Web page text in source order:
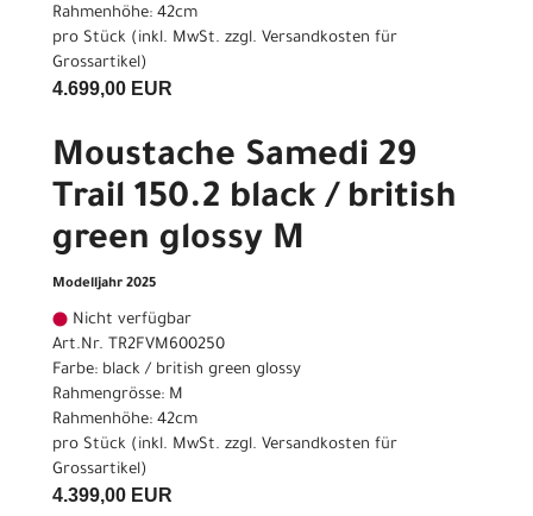
Rahmenhöhe: 42cm
pro Stück (inkl. MwSt. zzgl. Versandkosten für
Grossartikel)
4.699,00 EUR
Moustache Samedi 29
Trail 150.2 black / british
green glossy M
Modelljahr 2025
Nicht verfügbar
Art.Nr. TR2FVM600250
Farbe: black / british green glossy
Rahmengrösse: M
Rahmenhöhe: 42cm
pro Stück (inkl. MwSt. zzgl. Versandkosten für
Grossartikel)
4.399,00 EUR